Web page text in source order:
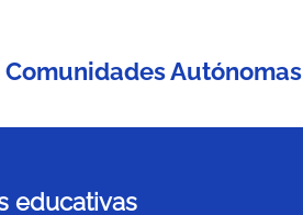
Autónomas
educativas